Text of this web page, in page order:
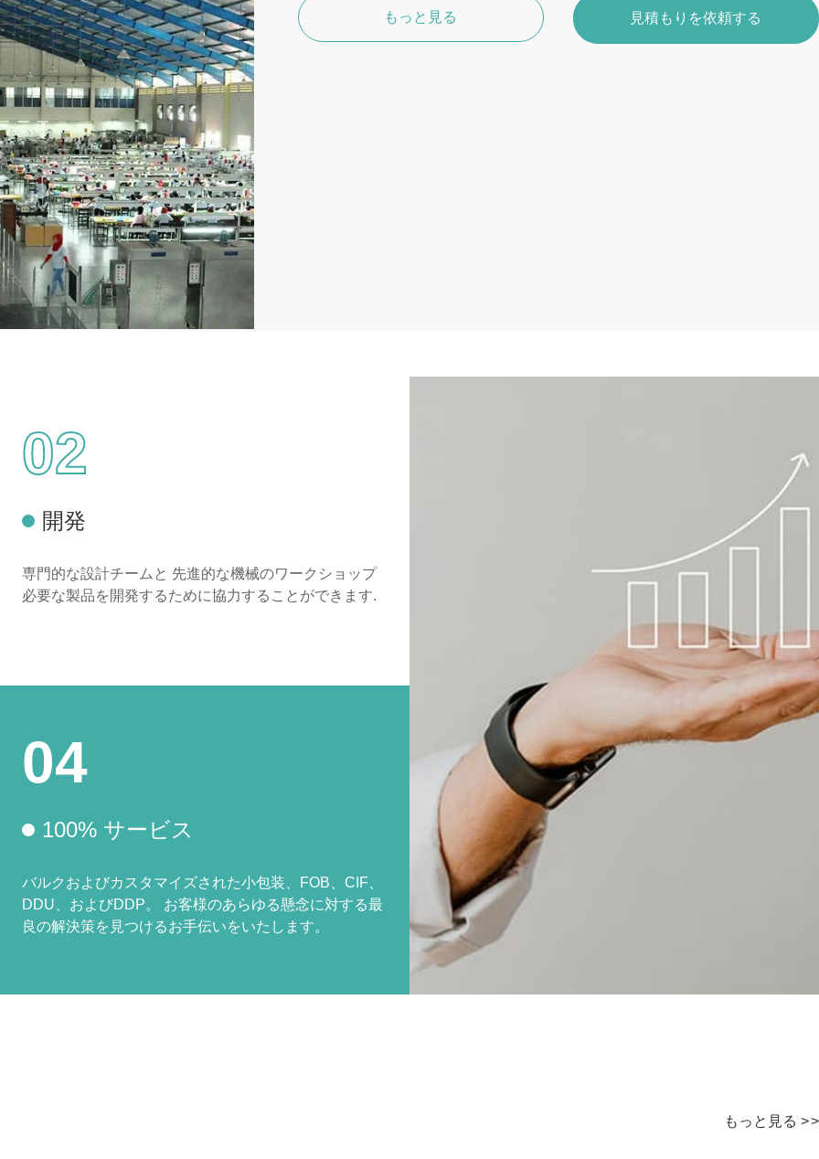
もっと見る 見積もりを依頼する
02
開発
専門的な設計チームと 先進的な機械のワークショップ
必要な製品を開発するために協力することができます.
04
100% サービス
バルクおよびカスタマイズされた小包装、FOB、CIF、
DDU、およびDDP。 お客様のあらゆる懸念に対する最
良の解決策を見つけるお手伝いをいたします。
もっと見る >>